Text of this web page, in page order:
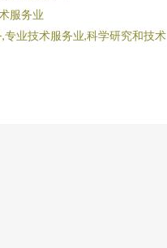
服务业
业技术服务业,科学研究和技术